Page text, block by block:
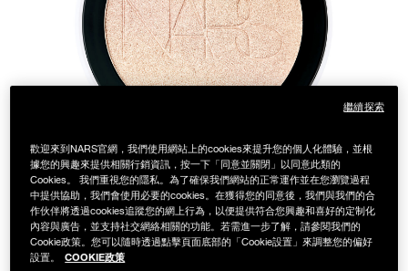
新客專屬優惠
舊客回購禮遇
Details
/zh/
NB000002285
裸光幻閃亮采餅
NT$1,500
歡迎來到NARS官網，我們使用網站上的cookies來提升您的個人化體驗，並根
據您的興趣來提供相關行銷資訊，按一下「同意並關閉」以同意此類的
Cookies。 我們重視您的隱私。為了確保我們網站的正常運作並在您瀏覽過程
中提供協助，我們會使用必要的cookies。在獲得您的同意後，我們與我們的合
作伙伴將透過cookies追蹤您的網上行為，以便提供符合您興趣和喜好的定制化
內容與廣告，並支持社交網絡相關的功能。若需進一步了解，請參閱我們的
Cookie政策。您可以隨時透過點擊頁面底部的「Cookie設置」來調整您的偏好
設置。
COOKIE政策
繼續探索